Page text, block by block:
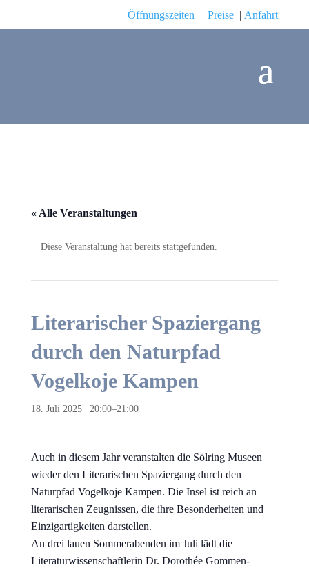
Öffnungszeiten | Preise | Anfahrt
« Alle Veranstaltungen
Diese Veranstaltung hat bereits stattgefunden.
Literarischer Spaziergang
durch den Naturpfad
Vogelkoje Kampen
18. Juli 2025 | 20:00–21:00
Auch in diesem Jahr veranstalten die Sölring Museen
wieder den Literarischen Spaziergang durch den
Naturpfad Vogelkoje Kampen. Die Insel ist reich an
literarischen Zeugnissen, die ihre Besonderheiten und
Einzigartigkeiten darstellen.
An drei lauen Sommerabenden im Juli lädt die
Literaturwissenschaftlerin Dr. Dorothée Gommen-